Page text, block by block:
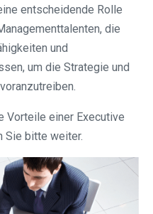
entscheidende Rolle
die
und
um die Strategie und
Vorteile einer Executive
Sie bitte weiter.